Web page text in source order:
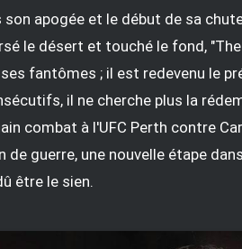
apogée et le début de sa
le désert et touché le fond,
fantômes ; il est redevenu le
il ne cherche plus la
combat à l'UFC Perth contre
guerre, une nouvelle étape
être le sien.